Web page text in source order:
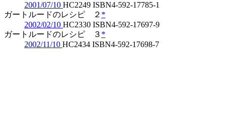
2001/07/10 HC2249 ISBN4-592-17785-1
ガートルードのレシピ ２ *
2002/02/10 HC2330 ISBN4-592-17697-9
ガートルードのレシピ ３ *
2002/11/10 HC2434 ISBN4-592-17698-7